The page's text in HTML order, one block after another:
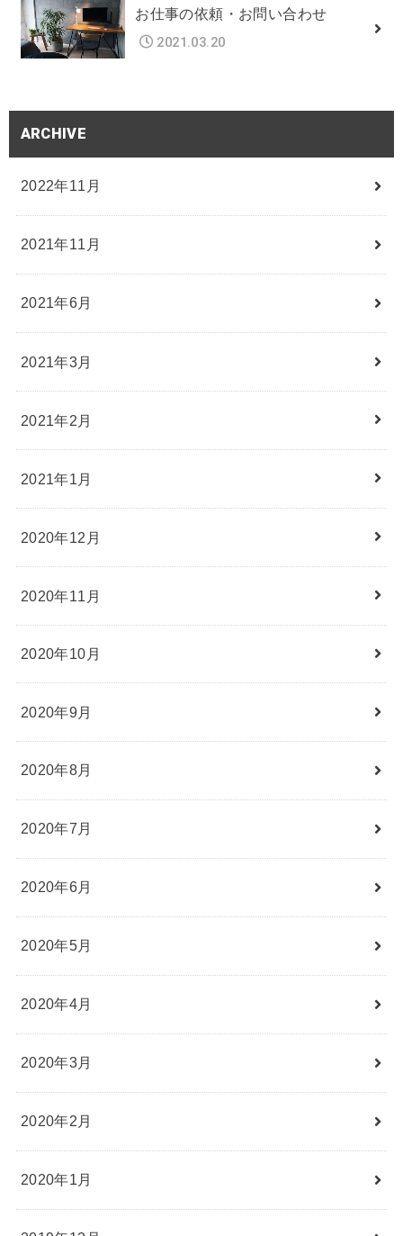
お仕事の依頼・お問い合わせ
2021.03.20
ARCHIVE
2022年11月
2021年11月
2021年6月
2021年3月
2021年2月
2021年1月
2020年12月
2020年11月
2020年10月
2020年9月
2020年8月
2020年7月
2020年6月
2020年5月
2020年4月
2020年3月
2020年2月
2020年1月